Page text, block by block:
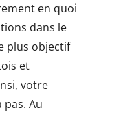
en quoi
dans le
plus objectif
et
votre
pas. Au